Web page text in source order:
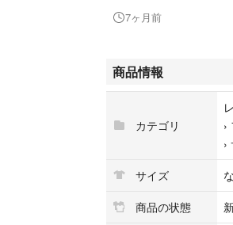
る便利でおしゃれなシニ
自由。必要な時に簡単に
ているので、外したあと
サリー感覚で首に掛けて
だけで、メガネを探す手
【軽 量】 28.4ｇと軽く
心地です。
【特徴１】 フロントノー
いシニアグラスに最適で
7ヶ月前
商品情報
カテゴリ
›
›
サイズ
商品の状態